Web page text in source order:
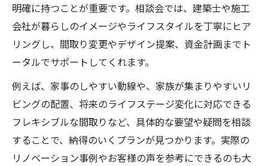
明確に持つことが重要です。相談会では、建築士や施工
会社が暮らしのイメージやライフスタイルを丁寧にヒア
リングし、間取り変更やデザイン提案、資金計画までト
ータルでサポートしてくれます。
例えば、家事のしやすい動線や、家族が集まりやすいリ
ビングの配置、将来のライフステージ変化に対応できる
フレキシブルな間取りなど、具体的な要望や疑問を相談
することで、納得のいくプランが見つかります。実際の
リノベーション事例やお客様の声を参考にできるのも大